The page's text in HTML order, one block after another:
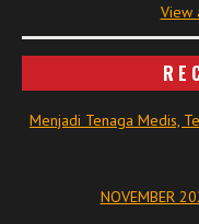
View
Menjadi Tenaga Medis,
NOVEMBER